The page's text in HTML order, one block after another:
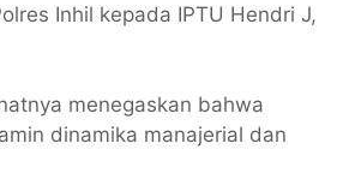
Inhil kepada IPTU Hendri J,
menegaskan bahwa
dinamika manajerial dan